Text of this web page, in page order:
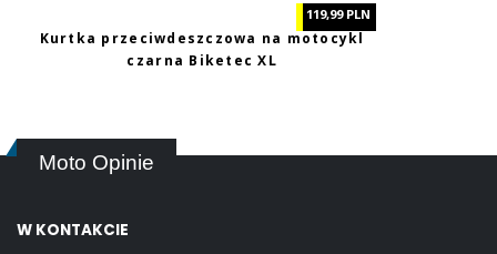
119,99 PLN
Kurtka przeciwdeszczowa na motocykl
czarna Biketec XL
Moto Opinie
W KONTAKCIE